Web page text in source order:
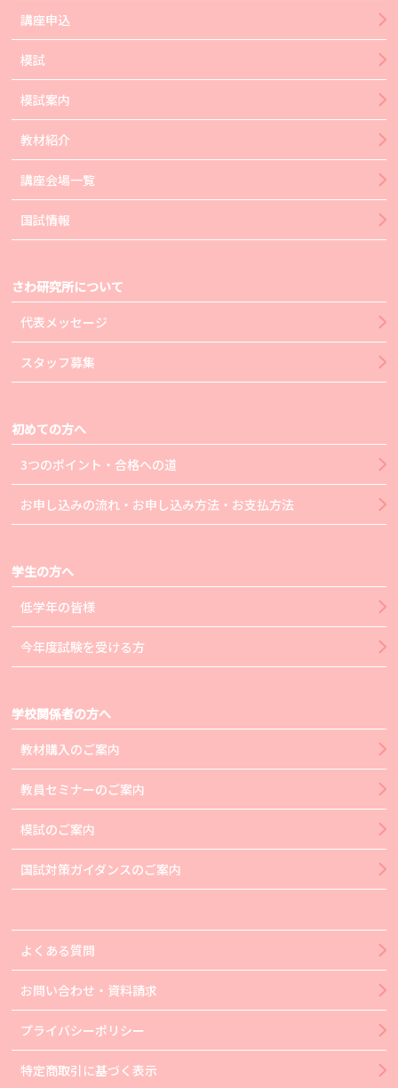
講座申込
模試
模試案内
教材紹介
講座会場一覧
国試情報
さわ研究所について
代表メッセージ
スタッフ募集
初めての方へ
3つのポイント・合格への道
お申し込みの流れ・お申し込み方法・お支払方法
学生の方へ
低学年の皆様
今年度試験を受ける方
学校関係者の方へ
教材購入のご案内
教員セミナーのご案内
模試のご案内
国試対策ガイダンスのご案内
よくある質問
お問い合わせ・資料請求
プライバシーポリシー
特定商取引に基づく表示